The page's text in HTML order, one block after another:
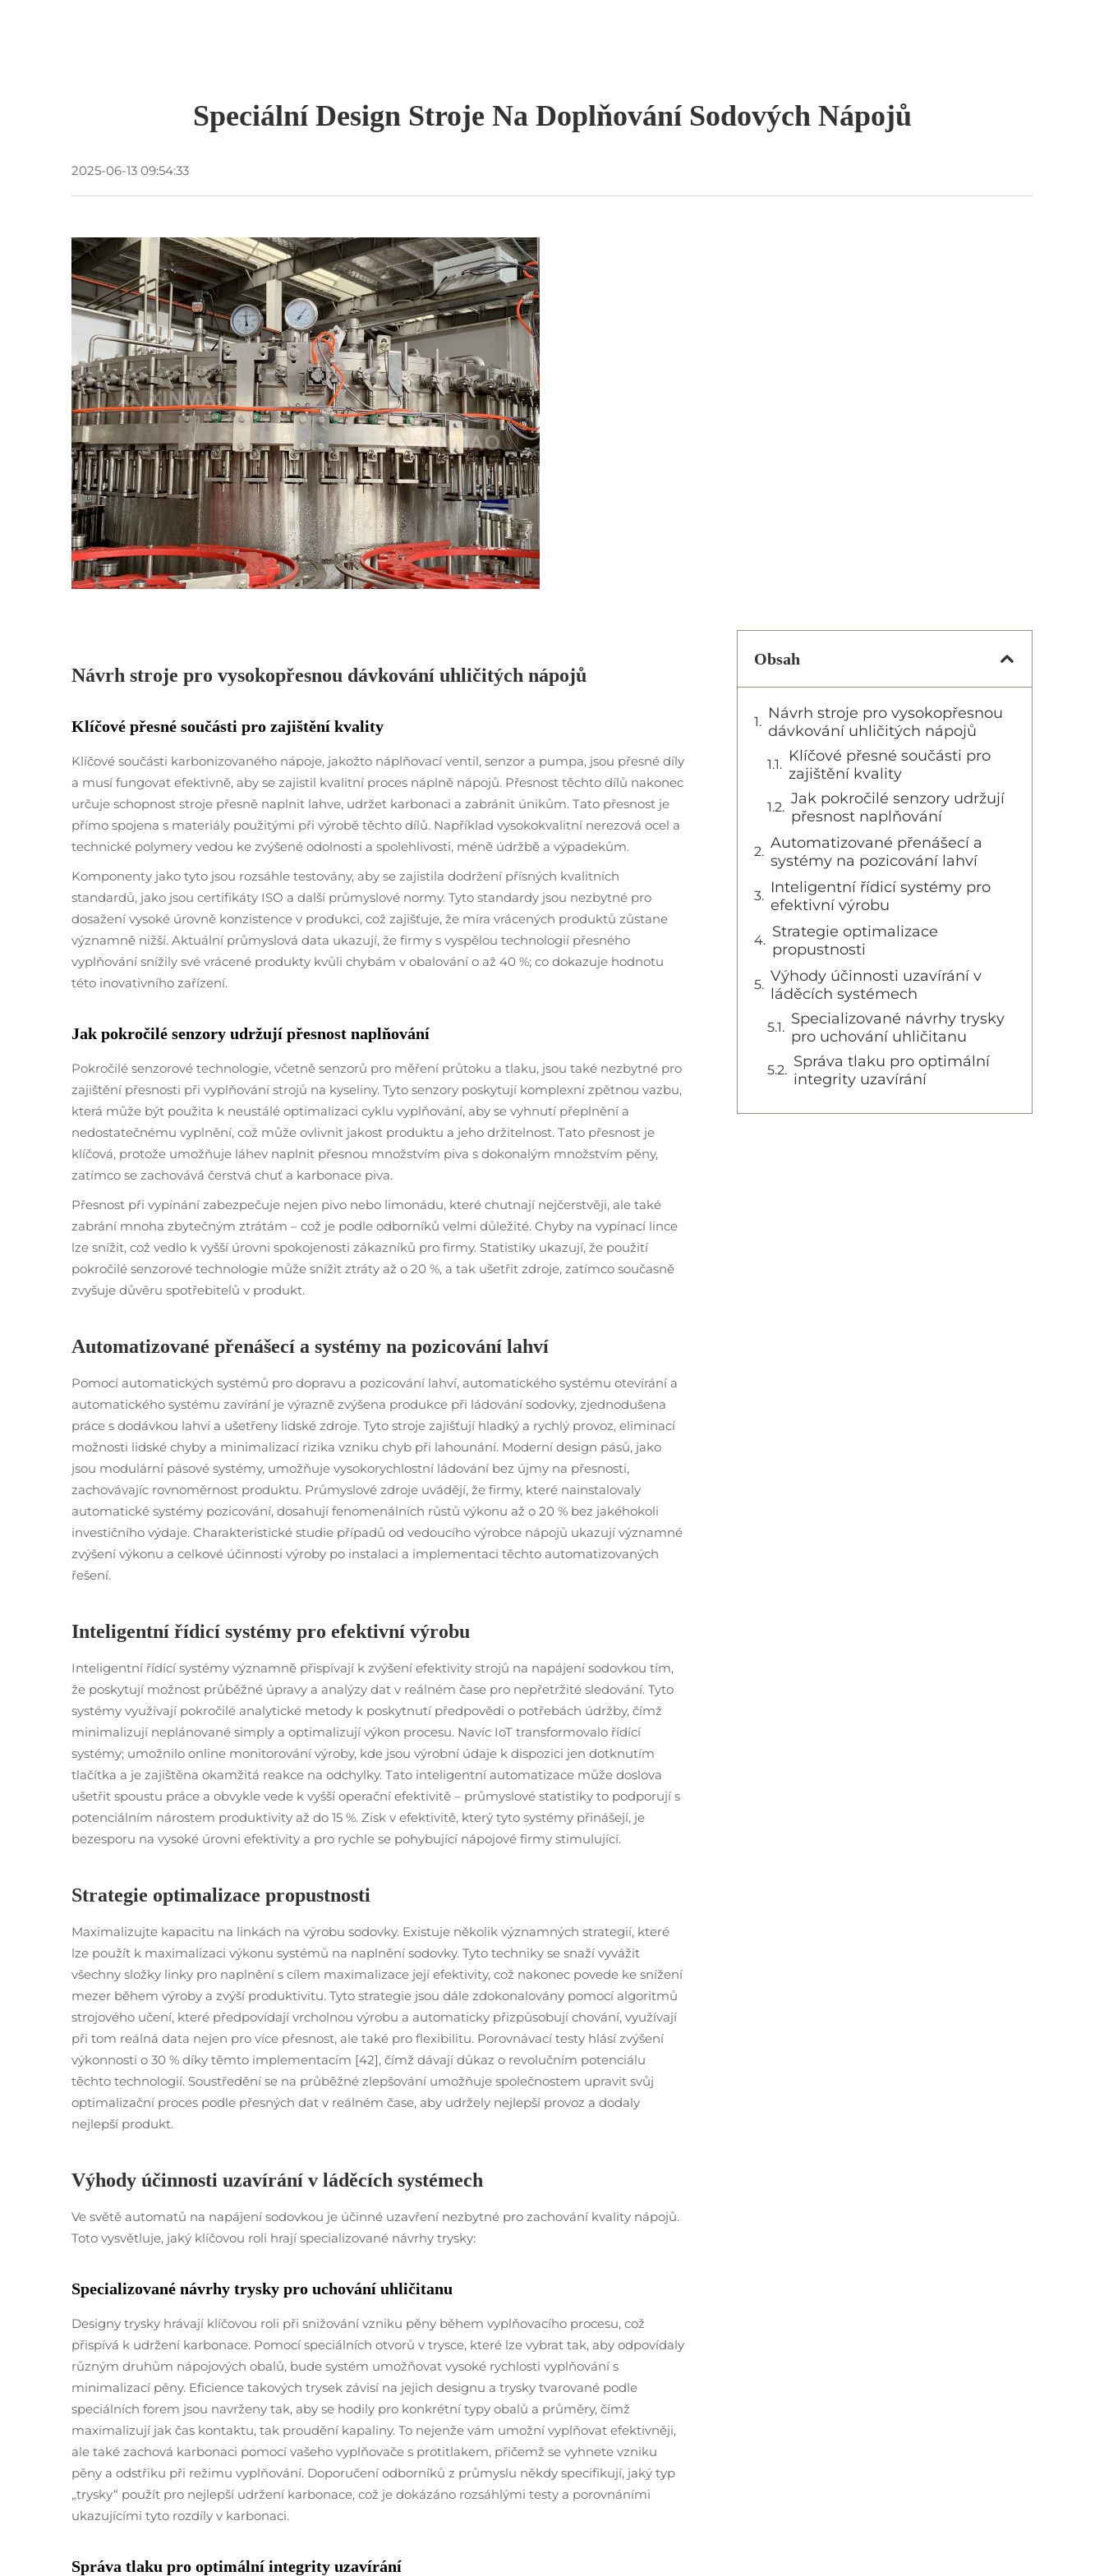
Speciální Design Stroje Na Doplňování Sodových Nápojů
2025-06-13 09:54:33
Návrh stroje pro vysokopřesnou dávkování uhličitých nápojů
Klíčové přesné součásti pro zajištění kvality
Klíčové součásti karbonizovaného nápoje, jakožto náplňovací ventil, senzor a pumpa, jsou přesné díly
a musí fungovat efektivně, aby se zajistil kvalitní proces náplně nápojů. Přesnost těchto dílů nakonec
určuje schopnost stroje přesně naplnit lahve, udržet karbonaci a zabránit únikům. Tato přesnost je
přímo spojena s materiály použitými při výrobě těchto dílů. Například vysokokvalitní nerezová ocel a
technické polymery vedou ke zvýšené odolnosti a spolehlivosti, méně údržbě a výpadekům.
Komponenty jako tyto jsou rozsáhle testovány, aby se zajistila dodržení přísných kvalitních
standardů, jako jsou certifikáty ISO a další průmyslové normy. Tyto standardy jsou nezbytné pro
dosažení vysoké úrovně konzistence v produkci, což zajišťuje, že míra vrácených produktů zůstane
významně nižší. Aktuální průmyslová data ukazují, že firmy s vyspělou technologií přesného
vyplňování snížily své vrácené produkty kvůli chybám v obalování o až 40 %; co dokazuje hodnotu
této inovativního zařízení.
Jak pokročilé senzory udržují přesnost naplňování
Pokročilé senzorové technologie, včetně senzorů pro měření průtoku a tlaku, jsou také nezbytné pro
zajištění přesnosti při vyplňování strojů na kyseliny. Tyto senzory poskytují komplexní zpětnou vazbu,
která může být použita k neustálé optimalizaci cyklu vyplňování, aby se vyhnutí přeplnění a
nedostatečnému vyplnění, což může ovlivnit jakost produktu a jeho držitelnost. Tato přesnost je
klíčová, protože umožňuje láhev naplnit přesnou množstvím piva s dokonalým množstvím pěny,
zatímco se zachovává čerstvá chuť a karbonace piva.
Přesnost při vypínání zabezpečuje nejen pivo nebo limonádu, které chutnají nejčerstvěji, ale také
zabrání mnoha zbytečným ztrátám – což je podle odborníků velmi důležité. Chyby na vypínací lince
lze snížit, což vedlo k vyšší úrovni spokojenosti zákazníků pro firmy. Statistiky ukazují, že použití
pokročilé senzorové technologie může snížit ztráty až o 20 %, a tak ušetřit zdroje, zatímco současně
zvyšuje důvěru spotřebitelů v produkt.
Automatizované přenášecí a systémy na pozicování lahví
Pomocí automatických systémů pro dopravu a pozicování lahví, automatického systému otevírání a
automatického systému zavírání je výrazně zvýšena produkce při ládování sodovky, zjednodušena
práce s dodávkou lahví a ušetřeny lidské zdroje. Tyto stroje zajišťují hladký a rychlý provoz, eliminací
možnosti lidské chyby a minimalizací rizika vzniku chyb při lahounání. Moderní design pásů, jako
jsou modulární pásové systémy, umožňuje vysokorychlostní ládování bez újmy na přesnosti,
zachovávajíc rovnoměrnost produktu. Průmyslové zdroje uvádějí, že firmy, které nainstalovaly
automatické systémy pozicování, dosahují fenomenálních růstů výkonu až o 20 % bez jakéhokoli
investičního výdaje. Charakteristické studie případů od vedoucího výrobce nápojů ukazují významné
zvýšení výkonu a celkové účinnosti výroby po instalaci a implementaci těchto automatizovaných
řešení.
Inteligentní řídicí systémy pro efektivní výrobu
Inteligentní řídící systémy významně přispívají k zvýšení efektivity strojů na napájení sodovkou tím,
že poskytují možnost průběžné úpravy a analýzy dat v reálném čase pro nepřetržité sledování. Tyto
systémy využívají pokročilé analytické metody k poskytnutí předpovědi o potřebách údržby, čímž
minimalizují neplánované simply a optimalizují výkon procesu. Navíc IoT transformovalo řídící
systémy; umožnilo online monitorování výroby, kde jsou výrobní údaje k dispozici jen dotknutím
tlačítka a je zajištěna okamžitá reakce na odchylky. Tato inteligentní automatizace může doslova
ušetřit spoustu práce a obvykle vede k vyšší operační efektivitě – průmyslové statistiky to podporují s
potenciálním nárostem produktivity až do 15 %. Zisk v efektivitě, který tyto systémy přinášejí, je
bezesporu na vysoké úrovni efektivity a pro rychle se pohybující nápojové firmy stimulující.
Strategie optimalizace propustnosti
Maximalizujte kapacitu na linkách na výrobu sodovky. Existuje několik významných strategií, které
lze použít k maximalizaci výkonu systémů na naplnění sodovky. Tyto techniky se snaží vyvážit
všechny složky linky pro naplnění s cílem maximalizace její efektivity, což nakonec povede ke snížení
mezer během výroby a zvýší produktivitu. Tyto strategie jsou dále zdokonalovány pomocí algoritmů
strojového učení, které předpovídají vrcholnou výrobu a automaticky přizpůsobují chování, využívají
při tom reálná data nejen pro více přesnost, ale také pro flexibilitu. Porovnávací testy hlásí zvýšení
výkonnosti o 30 % díky těmto implementacím [42], čímž dávají důkaz o revolučním potenciálu
těchto technologií. Soustředění se na průběžné zlepšování umožňuje společnostem upravit svůj
optimalizační proces podle přesných dat v reálném čase, aby udržely nejlepší provoz a dodaly
nejlepší produkt.
Výhody účinnosti uzavírání v láděcích systémech
Ve světě automatů na napájení sodovkou je účinné uzavření nezbytné pro zachování kvality nápojů.
Toto vysvětluje, jaký klíčovou roli hrají specializované návrhy trysky:
Specializované návrhy trysky pro uchování uhličitanu
Designy trysky hrávají klíčovou roli při snižování vzniku pěny během vyplňovacího procesu, což
přispívá k udržení karbonace. Pomocí speciálních otvorů v trysce, které lze vybrat tak, aby odpovídaly
různým druhům nápojových obalů, bude systém umožňovat vysoké rychlosti vyplňování s
minimalizací pěny. Eficience takových trysek závisí na jejich designu a trysky tvarované podle
speciálních forem jsou navrženy tak, aby se hodily pro konkrétní typy obalů a průměry, čímž
maximalizují jak čas kontaktu, tak proudění kapaliny. To nejenže vám umožní vyplňovat efektivněji,
ale také zachová karbonaci pomocí vašeho vyplňovače s protitlakem, přičemž se vyhnete vzniku
pěny a odstřiku při režimu vyplňování. Doporučení odborníků z průmyslu někdy specifikují, jaký typ
„trysky“ použít pro nejlepší udržení karbonace, což je dokázáno rozsáhlými testy a porovnáními
ukazujícími tyto rozdíly v karbonaci.
Správa tlaku pro optimální integrity uzavírání
Obsah
Návrh stroje pro vysokopřesnou
dávkování uhličitých nápojů
Klíčové přesné součásti pro
zajištění kvality
Jak pokročilé senzory udržují
přesnost naplňování
Automatizované přenášecí a
systémy na pozicování lahví
Inteligentní řídicí systémy pro
efektivní výrobu
Strategie optimalizace
propustnosti
Výhody účinnosti uzavírání v
láděcích systémech
Specializované návrhy trysky
pro uchování uhličitanu
Správa tlaku pro optimální
integrity uzavírání